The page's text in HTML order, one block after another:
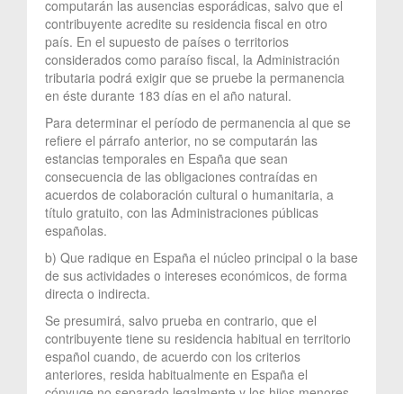
computarán las ausencias esporádicas, salvo que el
contribuyente acredite su residencia fiscal en otro
país. En el supuesto de países o territorios
considerados como paraíso fiscal, la Administración
tributaria podrá exigir que se pruebe la permanencia
en éste durante 183 días en el año natural.
Para determinar el período de permanencia al que se
refiere el párrafo anterior, no se computarán las
estancias temporales en España que sean
consecuencia de las obligaciones contraídas en
acuerdos de colaboración cultural o humanitaria, a
título gratuito, con las Administraciones públicas
españolas.
b) Que radique en España el núcleo principal o la base
de sus actividades o intereses económicos, de forma
directa o indirecta.
Se presumirá, salvo prueba en contrario, que el
contribuyente tiene su residencia habitual en territorio
español cuando, de acuerdo con los criterios
anteriores, resida habitualmente en España el